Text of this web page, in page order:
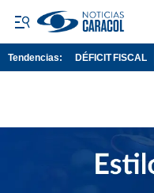
Tendencias: DÉFICIT FISCAL